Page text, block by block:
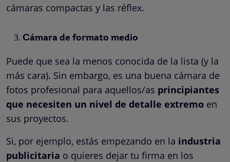
cámaras compactas y las réflex.
Cámara de formato medio
Puede que sea la menos conocida de la lista (y la
más cara). Sin embargo, es una buena cámara de
fotos profesional para aquellos/as principiantes
que necesiten un nivel de detalle extremo en
sus proyectos.
Si, por ejemplo, estás empezando en la industria
publicitaria o quieres dejar tu firma en los